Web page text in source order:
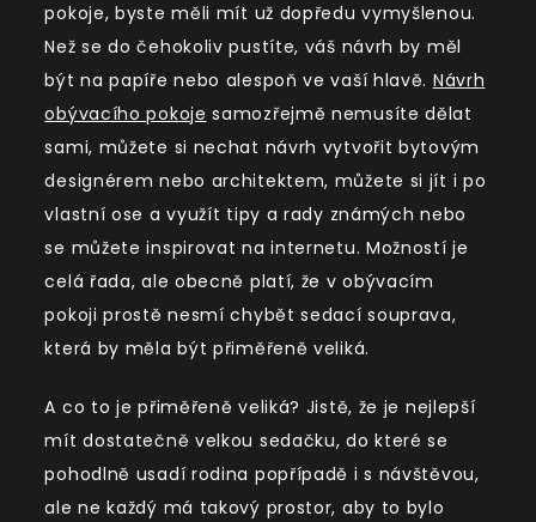
pokoje, byste měli mít už dopředu vymyšlenou.
Než se do čehokoliv pustíte, váš návrh by měl
být na papíře nebo alespoň ve vaší hlavě. Návrh
obývacího pokoje samozřejmě nemusíte dělat
sami, můžete si nechat návrh vytvořit bytovým
designérem nebo architektem, můžete si jít i po
vlastní ose a využít tipy a rady známých nebo
se můžete inspirovat na internetu. Možností je
celá řada, ale obecně platí, že v obývacím
pokoji prostě nesmí chybět sedací souprava,
která by měla být přiměřeně veliká.
A co to je přiměřeně veliká? Jistě, že je nejlepší
mít dostatečně velkou sedačku, do které se
pohodlně usadí rodina popřípadě i s návštěvou,
ale ne každý má takový prostor, aby to bylo